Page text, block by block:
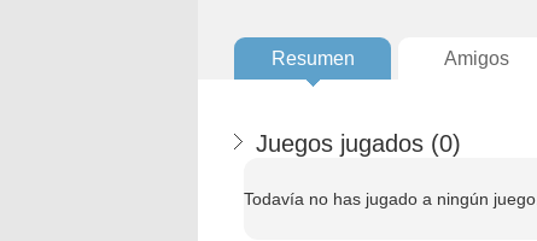
Resumen Amigos
Juegos jugados (0)
Todavía no has jugado a ningún juego.